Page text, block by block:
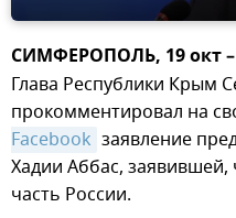
СИМФЕРОПОЛЬ, 19 окт
Глава Республики Крым
прокомментировал на
Facebook заявление
Хадии Аббас,
часть России.